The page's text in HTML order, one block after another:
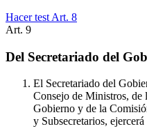
Hacer test Art. 8
Art. 9
Del Secretariado del
El Secretariado del
Consejo de Ministros, de
Gobierno y de la
y Subsecretarios,